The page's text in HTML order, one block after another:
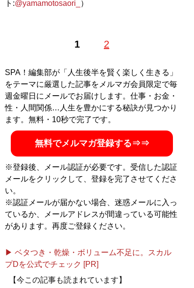
ト:@yamamotosaori_ ）
1 2
SPA！編集部が「人生後半を賢く楽しく生きる」
をテーマに厳選した記事をメルマガ会員限定で毎
週金曜日にメールでお届けします。仕事・お金・
性・人間関係…人生を豊かにする秘訣が見つかり
ます。無料・10秒で完了です。
無料でメルマガ登録する⇒⇒
※登録後、メール認証が必要です。受信した認証
メールをクリックして、登録を完了させてくださ
い。
※認証メールが届かない場合、迷惑メールに入っ
ているか、メールアドレスが間違っている可能性
があります。再度ご登録ください。
▶ ベタつき・乾燥・ボリューム不足に。スカル
プDを公式でチェック [PR]
【今この記事も読まれています】